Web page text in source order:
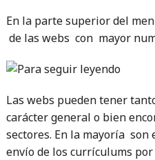
En la parte superior del
de las webs con mayor
Las webs pueden tener
carácter general o bien
sectores. En la mayoría son
envío de los currículums